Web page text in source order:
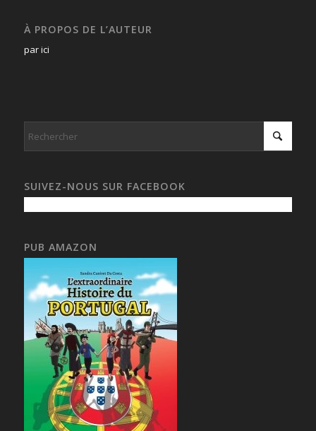
À PROPOS DE L’AUTEUR
par ici
SUIVEZ-NOUS SUR FACEBOOK
PUB AMAZON